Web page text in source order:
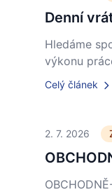
Denní
Hledáme
výkonu
Celý článek
2. 7. 2026